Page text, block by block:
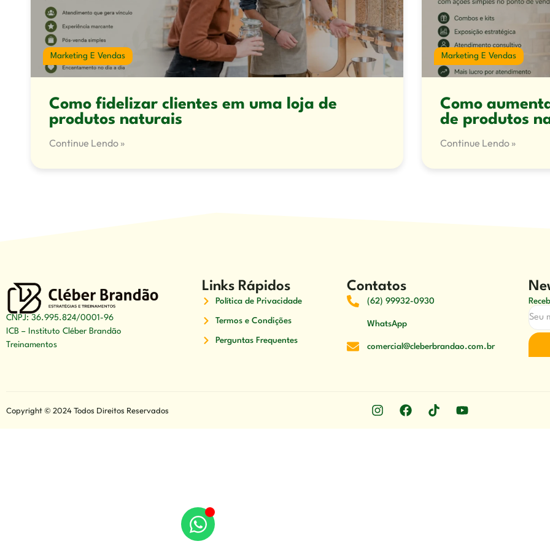
Marketing E Vendas
Como fidelizar clientes em uma loja de
produtos naturais
Continue Lendo »
Marketing E Vendas
Como
de produtos
Continue Lendo »
CNPJ: 36.995.824/0001-96
ICB – Instituto Cléber Brandão
Treinamentos
Links Rápidos
Política de Privacidade
Termos e Condições
Perguntas Frequentes
Contatos
(62) 99932-0930
WhatsApp
comercial@cleberbrandao.com.br
Copyright © 2024 Todos Direitos Reservados